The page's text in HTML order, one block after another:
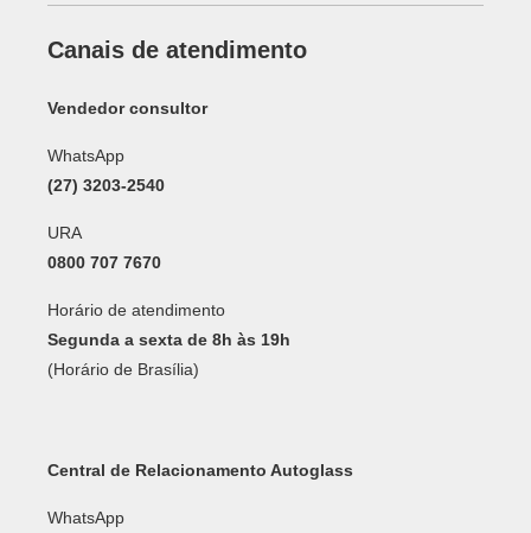
Canais de atendimento
Vendedor consultor
WhatsApp
(27) 3203-2540
URA
0800 707 7670
Horário de atendimento
Segunda a sexta de 8h às 19h
(Horário de Brasília)
Central de Relacionamento Autoglass
WhatsApp